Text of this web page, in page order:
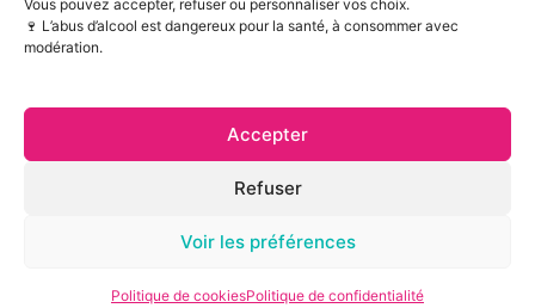
Vous pouvez accepter, refuser ou personnaliser vos choix.
🍷 L’abus d’alcool est dangereux pour la santé, à consommer avec
modération.
Accepter
Refuser
Voir les préférences
Politique de cookiesPolitique de confidentialité
Politique de confidentialité (RGPD)
Politique de cookies (UE)
Site réalisé parNovaDigiCo
modération. Vente interdite aux mineurs.